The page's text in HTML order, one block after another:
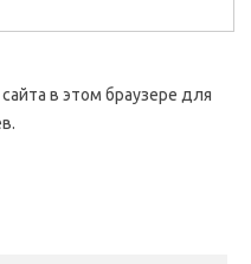
в этом браузере для